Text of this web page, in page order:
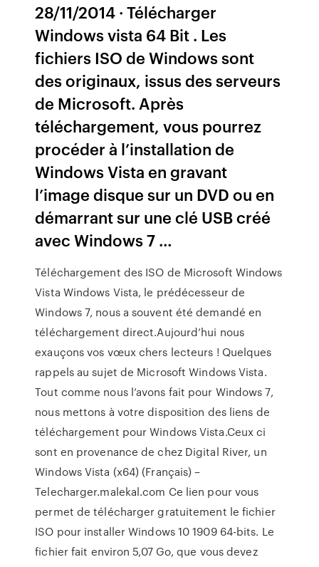
28/11/2014 · Télécharger
Windows vista 64 Bit . Les
fichiers ISO de Windows sont
des originaux, issus des serveurs
de Microsoft. Après
téléchargement, vous pourrez
procéder à l’installation de
Windows Vista en gravant
l’image disque sur un DVD ou en
démarrant sur une clé USB créé
avec Windows 7 …
Téléchargement des ISO de Microsoft Windows
Vista Windows Vista, le prédécesseur de
Windows 7, nous a souvent été demandé en
téléchargement direct.Aujourd’hui nous
exauçons vos vœux chers lecteurs ! Quelques
rappels au sujet de Microsoft Windows Vista.
Tout comme nous l’avons fait pour Windows 7,
nous mettons à votre disposition des liens de
téléchargement pour Windows Vista.Ceux ci
sont en provenance de chez Digital River, un
Windows Vista (x64) (Français) –
Telecharger.malekal.com Ce lien pour vous
permet de télécharger gratuitement le fichier
ISO pour installer Windows 10 1909 64-bits. Le
fichier fait environ 5,07 Go, que vous devez